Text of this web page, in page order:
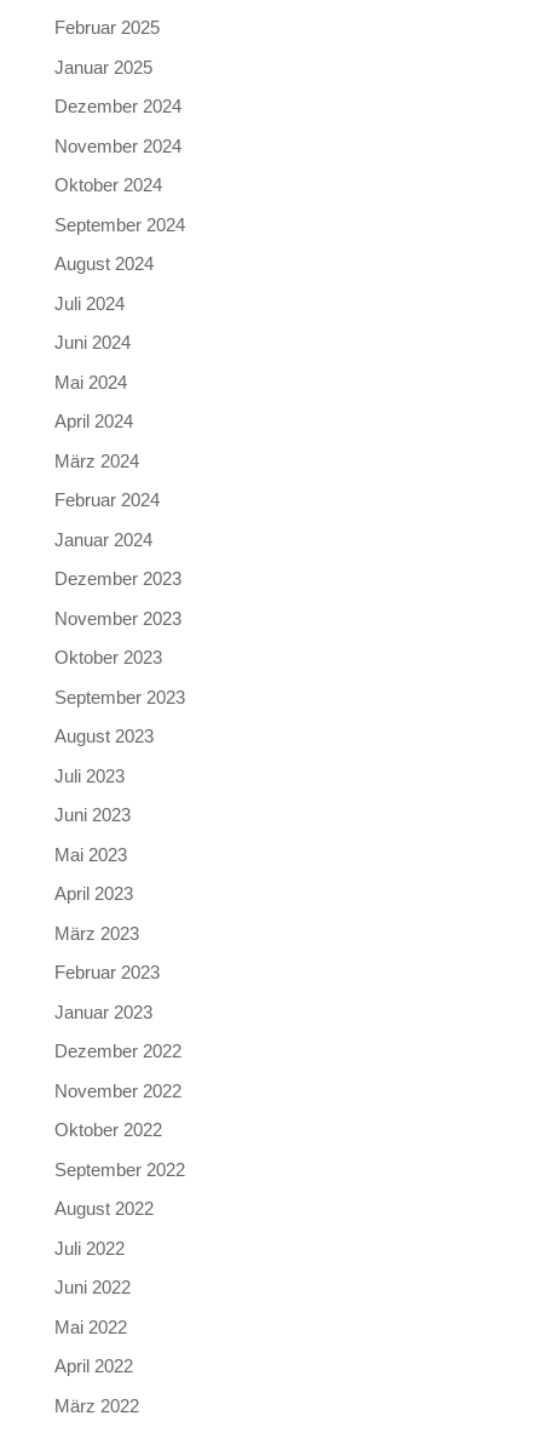
Februar 2025
Januar 2025
Dezember 2024
November 2024
Oktober 2024
September 2024
August 2024
Juli 2024
Juni 2024
Mai 2024
April 2024
März 2024
Februar 2024
Januar 2024
Dezember 2023
November 2023
Oktober 2023
September 2023
August 2023
Juli 2023
Juni 2023
Mai 2023
April 2023
März 2023
Februar 2023
Januar 2023
Dezember 2022
November 2022
Oktober 2022
September 2022
August 2022
Juli 2022
Juni 2022
Mai 2022
April 2022
März 2022